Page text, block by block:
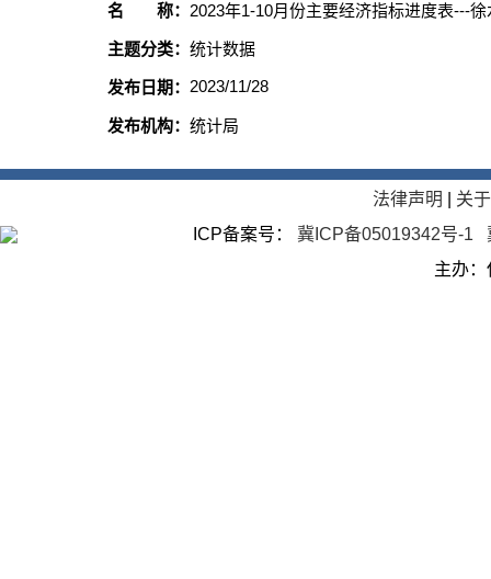
名 称： 2023年1-10月份主要经济指标进度表---
主题分类： 统计数据
发布日期： 2023/11/28
发布机构： 统计局
法律声明
关
ICP备案号：
冀ICP备05019342号-1
主办